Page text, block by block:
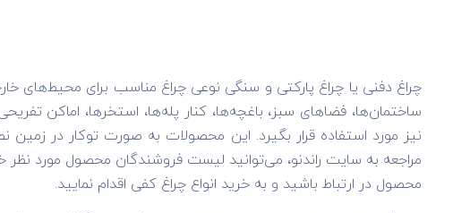
ساختمان‌ها، فضاهای سبز، باغچه‌ها، کنار پله‌ها، استخرها، اماکن
نیز مورد استفاده قرار بگیرد. این محصولات به صورت توکار در
مراجعه به سایت راندنو، می‌توانید لیست فروشندگان محصول مورد
محصول در ارتباط باشید و به خرید انواع چراغ کفی اقدام نمایید.